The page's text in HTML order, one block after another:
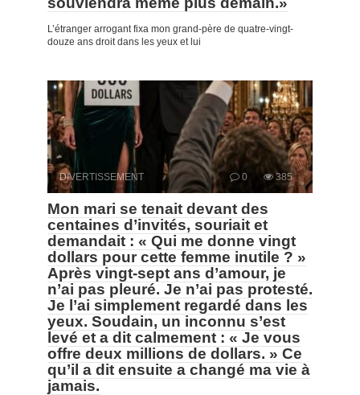
L’étranger arrogant fixa mon grand-père de quatre-vingt-
douze ans droit dans les yeux et lui
DIVERTISSEMENT 0 385
Mon mari se tenait devant des
centaines d’invités, souriait et
demandait : « Qui me donne vingt
dollars pour cette femme inutile ? »
Après vingt-sept ans d’amour, je
n’ai pas pleuré. Je n’ai pas protesté.
Je l’ai simplement regardé dans les
yeux. Soudain, un inconnu s’est
levé et a dit calmement : « Je vous
offre deux millions de dollars. » Ce
qu’il a dit ensuite a changé ma vie à
jamais.